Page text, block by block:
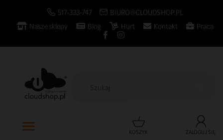
517-333-747
BIURO@CLOUDSHOP.PL
Nasze sklepy
Blog Hurt Kontakt Praca
KOSZYK ZALOGUJ SIĘ